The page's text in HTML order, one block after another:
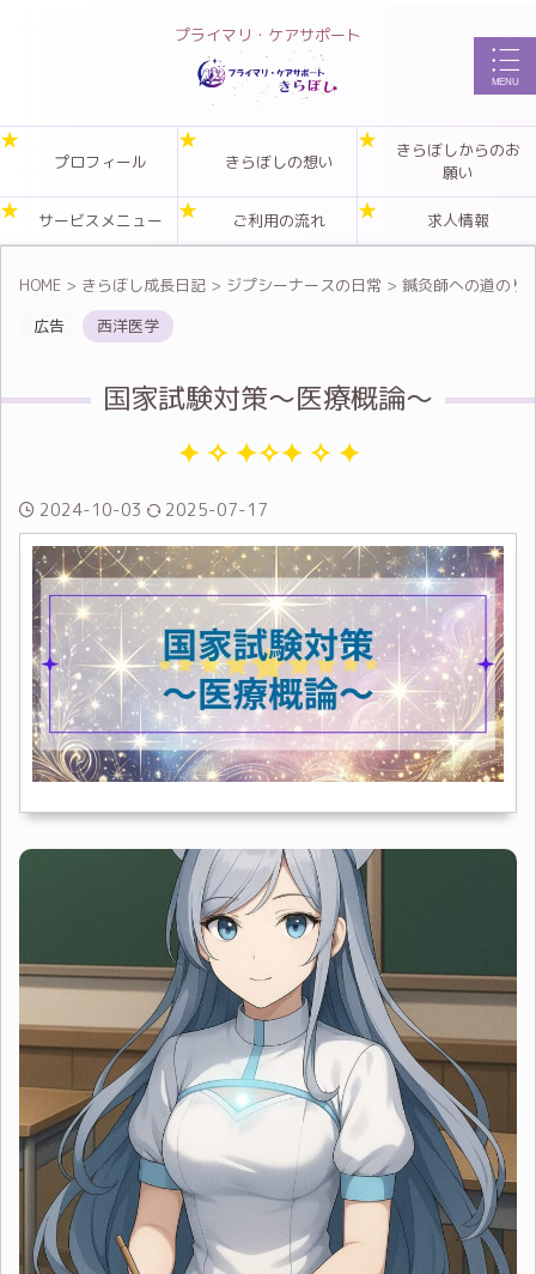
プライマリ・ケアサポート
プロフィール きらぼしの想い
きらぼしからのお
願い
サービスメニュー ご利用の流れ 求人情報
HOME > きらぼし成長日記 > ジプシーナースの日常 > 鍼灸師への道のり
広告
西洋医学
国家試験対策～医療概論～
2024-10-03 2025-07-17